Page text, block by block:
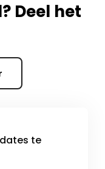
Deel het
te